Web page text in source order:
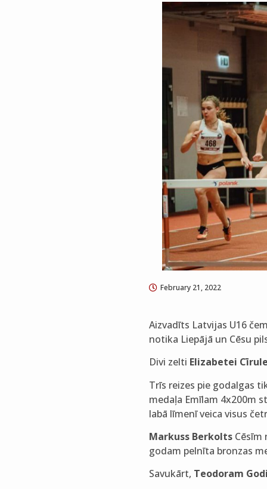
February 21, 2022
Aizvadīts Latvijas U16
notika Liepājā un Cēsu
Divi zelti Elizabetei Cīrule
Trīs reizes pie godalgas
medaļa Emīlam 4x200m
labā līmenī veica visus
Markuss BerkoltsCēsīm
godam pelnīta bronzas
Savukārt, Teodoram